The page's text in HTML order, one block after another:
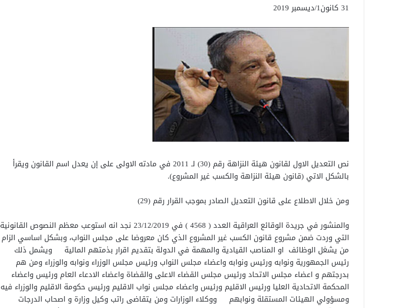
31 كانون1/ديسمبر 2019
نص التعديل الاول لقانون هيئة النزاهة رقم (30) لـ 2011 في مادته الاولى على إن يعدل اسم القانون ويقرأ
بالشكل الاتي (قانون هيئة النزاهة والكسب غير المشروع).
ومن خلال الاطلاع على قانون التعديل الصادر بموجب القرار رقم (29)
والمنشور في جريدة الوقائع العراقية العدد ( 4568 ) في 23/12/2019 نجد انه استوعب معظم النصوص القانونية
التي وردت ضمن مشروع قانون الكسب غير المشروع الذي كان معروضا على مجلس النواب، وبشكل اساسي الزام
من يشغل الوظائف او المناصب القيادية والمهمة في الدولة بتقديم اقرار بذمتهم المالية ويشمل ذلك
رئيس الجمهورية ونوابه ورئيس ونوابه واعضاء مجلس النواب ورئيس مجلس الوزراء ونوابه والوزراء ومن هم
بدرجتهم و اعضاء مجلس الاتحاد ورئيس مجلس القضاء الاعلى والقضاة واعضاء الادعاء العام ورئيس واعضاء
المحكمة الاتحادية العليا ورئيس الاقليم ورئيس واعضاء مجلس نواب الاقليم ورئيس حكومة الاقليم والوزراء فيه
ومسؤولي الهيئات المستقلة ونوابهم ووكلاء الوزارات ومن يتقاضى راتب وكيل وزارة و اصحاب الدرجات